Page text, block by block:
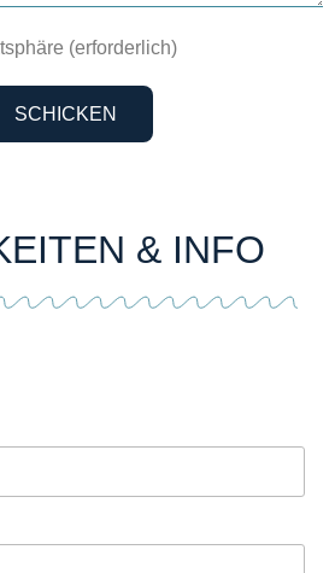
(erforderlich)
SCHICKEN
& INFO